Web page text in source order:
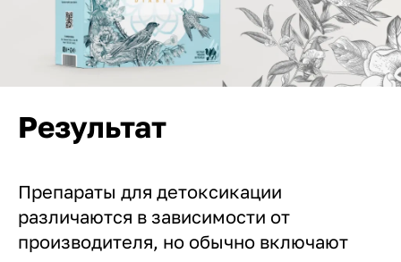
Результат
Препараты для детоксикации
различаются в зависимости от
производителя, но обычно включают